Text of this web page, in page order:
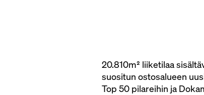
20.810m² liiketilaa
suositun ostosalueen
Top 50 pilareihin ja